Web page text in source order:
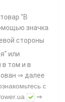
"В
значка
стороны
или
в том и в
⇒ далее
с
⇒